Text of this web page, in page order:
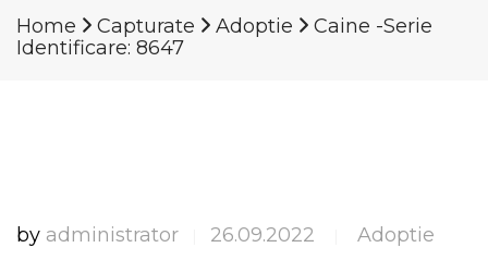
Home Capturate Adoptie
Caine -Serie
Identificare: 8647
by administrator 26.09.2022 Adoptie